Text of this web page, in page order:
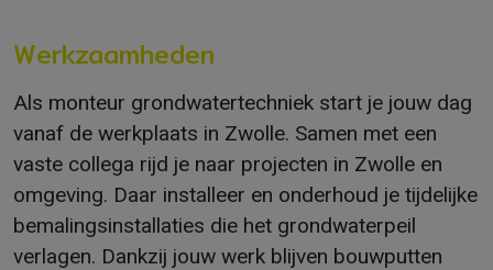
Werkzaamheden
Als monteur grondwatertechniek start je jouw dag
vanaf de werkplaats in Zwolle. Samen met een
vaste collega rijd je naar projecten in Zwolle en
omgeving. Daar installeer en onderhoud je tijdelijke
bemalingsinstallaties die het grondwaterpeil
verlagen. Dankzij jouw werk blijven bouwputten